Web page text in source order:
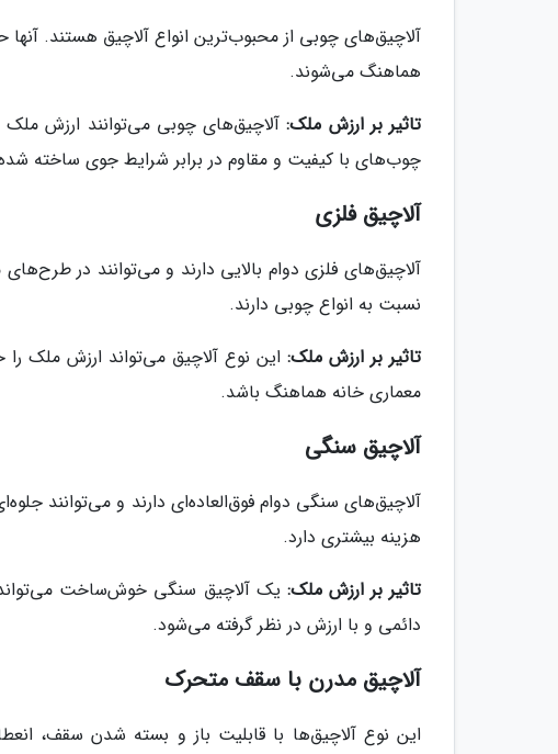
آلاچیق‌های چوبی از محبوب‌ترین انواع آلاچیق هستند.
هماهنگ می‌شوند.
تاثیر بر ارزش ملک:
چوب‌های با کیفیت و مقاوم در برابر شرایط جوی ساخته
آلاچیق فلزی
آلاچیق‌های فلزی دوام بالایی دارند و می‌توانند در
نسبت به انواع چوبی دارند.
تاثیر بر ارزش ملک:
معماری خانه هماهنگ باشد.
آلاچیق سنگی
آلاچیق‌های سنگی دوام فوق‌العاده‌ای دارند و می‌توانند
هزینه بیشتری دارد.
تاثیر بر ارزش ملک:
دائمی و با ارزش در نظر گرفته می‌شود.
آلاچیق مدرن با سقف متحرک
این نوع آلاچیق‌ها با قابلیت باز و بسته شدن سقف،